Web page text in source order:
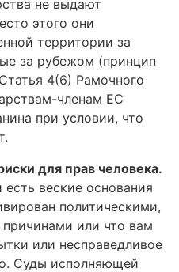
не выдают
этого они
территории за
за рубежом (принцип
4(6) Рамочного
членам ЕС
при условии, что
для прав человека.
веские основания
политическими,
или что вам
или несправедливое
Суды исполняющей